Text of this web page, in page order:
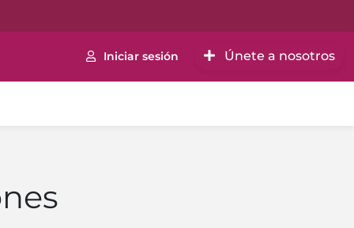
Iniciar sesión Únete a nosotros